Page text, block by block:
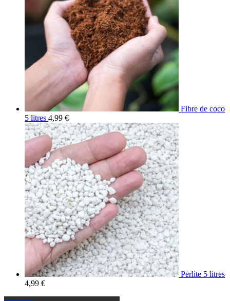
Fibre de coco
5 litres 4,99 €
Perlite 5 litres
4,99 €